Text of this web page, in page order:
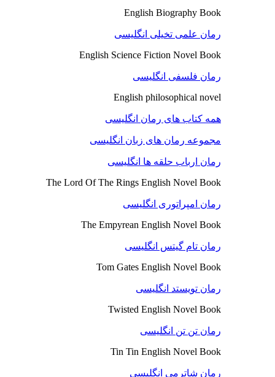
English Biography Book
رمان علمی تخیلی انگلیسی
English Science Fiction Novel Book
رمان فلسفی انگلیسی
English philosophical novel
همه کتاب های رمان انگلیسی
مجموعه رمان های زبان انگلیسی
رمان ارباب حلقه ها انگلیسی
The Lord Of The Rings English Novel Book
رمان امپراتوری انگلیسی
The Empyrean English Novel Book
رمان تام گیتس انگلیسی
Tom Gates English Novel Book
رمان تویستد انگلیسی
Twisted English Novel Book
رمان تن تن انگلیسی
Tin Tin English Novel Book
رمان شاترمی انگلیسی